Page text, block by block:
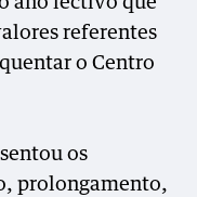
referentes
o Centro
os
prolongamento,